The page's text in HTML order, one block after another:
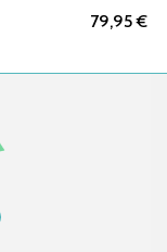
79,95 €